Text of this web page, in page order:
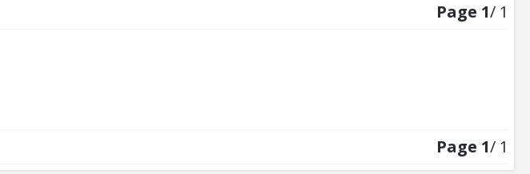
Page 1/ 1
Page 1/ 1